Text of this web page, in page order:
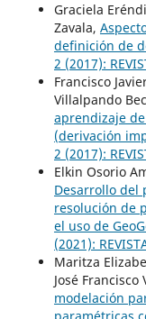
Graciela
Zavala,
definición de
2 (2017):
Francisco
Villalpando
aprendizaje
(derivación
2 (2017):
Elkin Osorio
Desarrollo del
resolución de
el uso de
(2021):
Maritza
José
modelación